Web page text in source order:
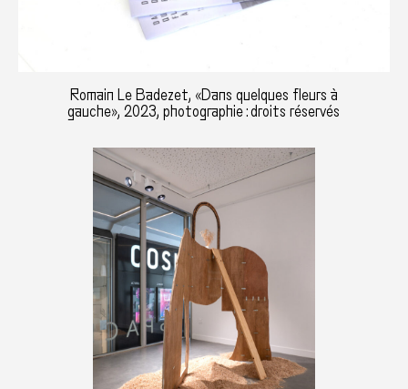
Romain Le Badezet, «Dans quelques fleurs à
gauche», 2023, photographie : droits réservés